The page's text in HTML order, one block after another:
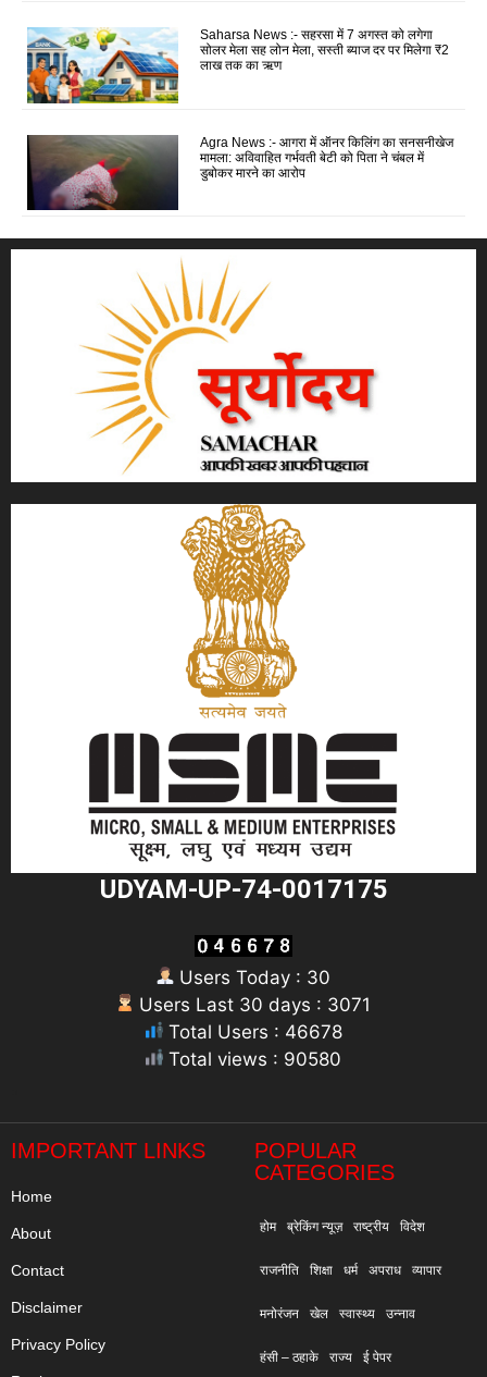
Saharsa News :- सहरसा में 7 अगस्त को लगेगा
सोलर मेला सह लोन मेला, सस्ती ब्याज दर पर मिलेगा ₹2
लाख तक का ऋण
Agra News :- आगरा में ऑनर किलिंग का सनसनीखेज
मामला: अविवाहित गर्भवती बेटी को पिता ने चंबल में
डुबोकर मारने का आरोप
UDYAM-UP-74-0017175
Users Today : 30
Users Last 30 days : 3071
Total Users : 46678
Total views : 90580
IMPORTANT LINKS
Home
About
Contact
Disclaimer
Privacy Policy
POPULAR
CATEGORIES
होम ब्रेकिंग न्यूज़ राष्ट्रीय विदेश
राजनीति शिक्षा धर्म अपराध व्यापार
मनोरंजन खेल स्वास्थ्य उन्नाव
हंसी – ठहाके राज्य ई पेपर